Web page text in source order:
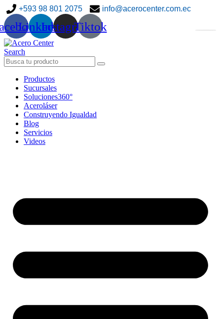
+593 98 801 2075 info@acerocenter.com.ec
LinkedinInstagramTiktok
Search
Productos
Sucursales
Soluciones360°
Aceroláser
Construyendo Igualdad
Blog
Servicios
Videos